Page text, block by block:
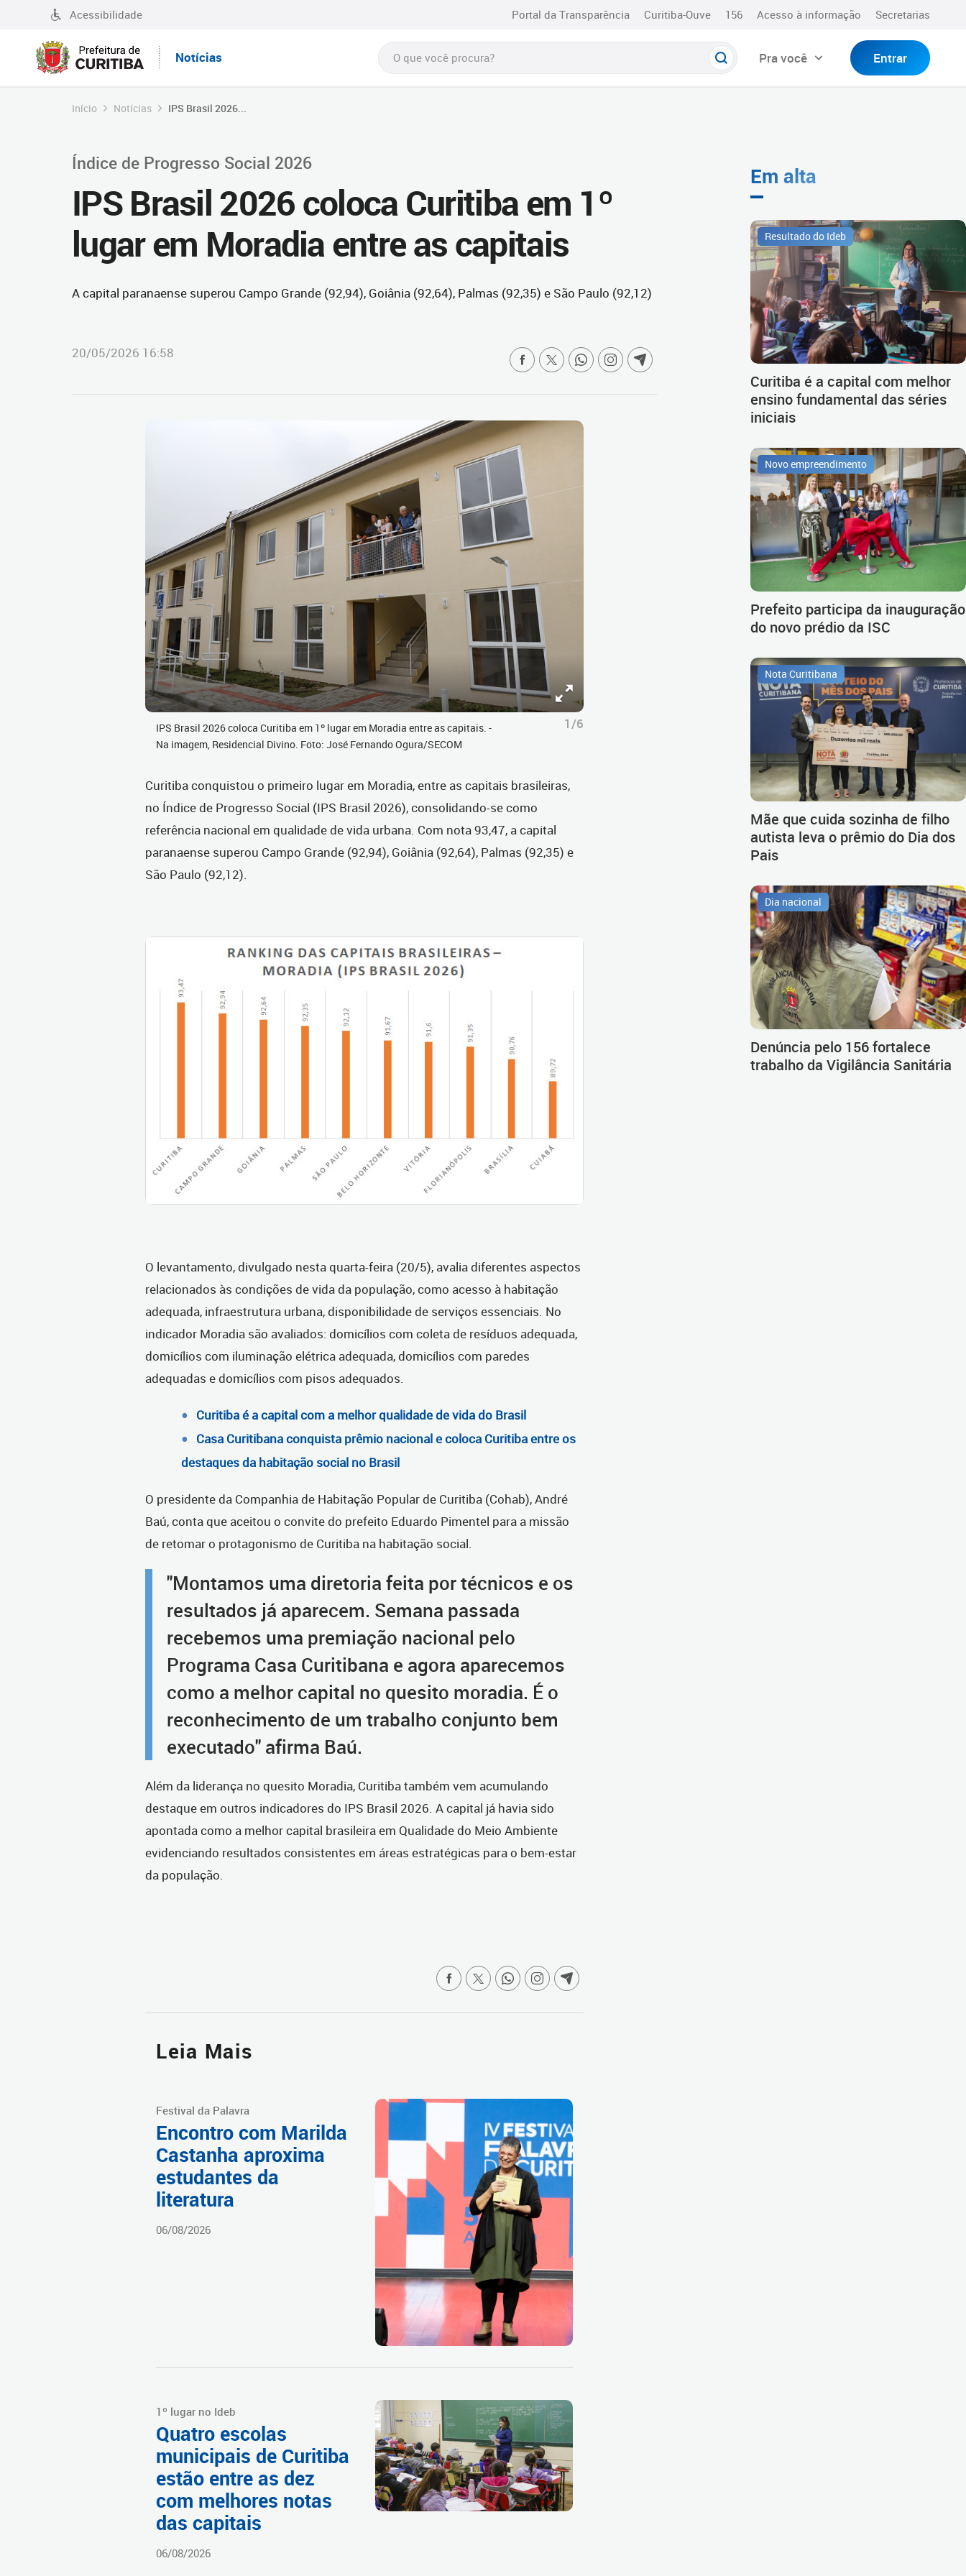
Acessibilidade Portal da Transparência Curitiba-Ouve 156 Acesso à informação Secretarias
Notícias Pra você Entrar
Início Notícias IPS Brasil 2026...
Índice de Progresso Social 2026
IPS Brasil 2026 coloca Curitiba em 1º
lugar em Moradia entre as capitais
A capital paranaense superou Campo Grande (92,94), Goiânia (92,64), Palmas (92,35) e São Paulo (92,12)
20/05/2026 16:58
IPS Brasil 2026 coloca Curitiba em 1º lugar em Moradia entre as capitais. -
Na imagem, Residencial Divino. Foto: José Fernando Ogura/SECOM
1/6
Curitiba conquistou o primeiro lugar em Moradia, entre as capitais brasileiras,
no Índice de Progresso Social (IPS Brasil 2026), consolidando-se como
referência nacional em qualidade de vida urbana. Com nota 93,47, a capital
paranaense superou Campo Grande (92,94), Goiânia (92,64), Palmas (92,35) e
São Paulo (92,12).
O levantamento, divulgado nesta quarta-feira (20/5), avalia diferentes aspectos
relacionados às condições de vida da população, como acesso à habitação
adequada, infraestrutura urbana, disponibilidade de serviços essenciais. No
indicador Moradia são avaliados: domicílios com coleta de resíduos adequada,
domicílios com iluminação elétrica adequada, domicílios com paredes
adequadas e domicílios com pisos adequados.
Curitiba é a capital com a melhor qualidade de vida do Brasil
Casa Curitibana conquista prêmio nacional e coloca Curitiba entre os
destaques da habitação social no Brasil
O presidente da Companhia de Habitação Popular de Curitiba (Cohab), André
Baú, conta que aceitou o convite do prefeito Eduardo Pimentel para a missão
de retomar o protagonismo de Curitiba na habitação social.
"Montamos uma diretoria feita por técnicos e os
resultados já aparecem. Semana passada
recebemos uma premiação nacional pelo
Programa Casa Curitibana e agora aparecemos
como a melhor capital no quesito moradia. É o
reconhecimento de um trabalho conjunto bem
executado" afirma Baú.
Além da liderança no quesito Moradia, Curitiba também vem acumulando
destaque em outros indicadores do IPS Brasil 2026. A capital já havia sido
apontada como a melhor capital brasileira em Qualidade do Meio Ambiente
evidenciando resultados consistentes em áreas estratégicas para o bem-estar
da população.
Leia Mais
Festival da Palavra
Encontro com Marilda
Castanha aproxima
estudantes da
literatura
06/08/2026
1º lugar no Ideb
Quatro escolas
municipais de Curitiba
estão entre as dez
com melhores notas
das capitais
06/08/2026
Em alta
Resultado do Ideb
Curitiba é a capital com melhor
ensino fundamental das séries
iniciais
Novo empreendimento
Prefeito participa da inauguração
do novo prédio da ISC
Nota Curitibana
Mãe que cuida sozinha de filho
autista leva o prêmio do Dia dos
Pais
Dia nacional
Denúncia pelo 156 fortalece
trabalho da Vigilância Sanitária